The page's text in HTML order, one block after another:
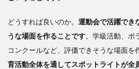
どうすれば良いのか。 運動会で活躍でき
うな場面を作ることです。学級活動、ボ
コンクールなど、評価できそうな場面を
育活動全体を通してスポットライトが全